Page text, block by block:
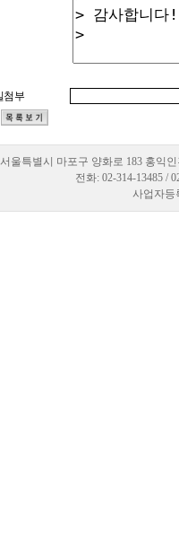
첨부
서울특별시 마포구 양화로 183 홍익
전화: 02-314-13485 /
사업자등